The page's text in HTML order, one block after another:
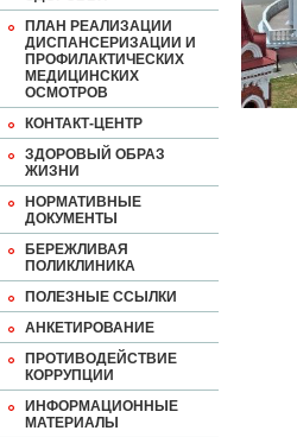
ПЛАН РЕАЛИЗАЦИИ
ДИСПАНСЕРИЗАЦИИ И
ПРОФИЛАКТИЧЕСКИХ
МЕДИЦИНСКИХ
ОСМОТРОВ
КОНТАКТ-ЦЕНТР
ЗДОРОВЫЙ ОБРАЗ
ЖИЗНИ
НОРМАТИВНЫЕ
ДОКУМЕНТЫ
БЕРЕЖЛИВАЯ
ПОЛИКЛИНИКА
ПОЛЕЗНЫЕ ССЫЛКИ
АНКЕТИРОВАНИЕ
ПРОТИВОДЕЙСТВИЕ
КОРРУПЦИИ
ИНФОРМАЦИОННЫЕ
МАТЕРИАЛЫ